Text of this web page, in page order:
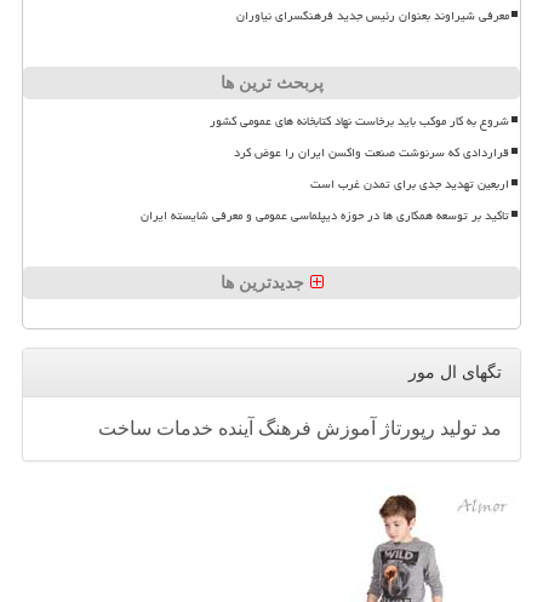
معرفی شیراوند بعنوان رئیس جدید فرهنگسرای نیاوران
پربحث ترین ها
شروع به کار موکب باید برخاست نهاد کتابخانه های عمومی کشور
قراردادی که سرنوشت صنعت واکسن ایران را عوض کرد
اربعین تهدید جدی برای تمدن غرب است
تاکید بر توسعه همکاری ها در حوزه دیپلماسی عمومی و معرفی شایسته ایران
جدیدترین ها
تگهای ال مور
مد تولید رپورتاژ آموزش فرهنگ آینده خدمات ساخت